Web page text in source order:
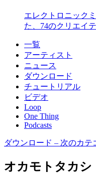
エレクトロニック
た、74のクリエイ
一覧
アーティスト
ニュース
ダウンロード
チュートリアル
ビデオ
Loop
One Thing
Podcasts
ダウンロード – 次のカテ
オカモトタカシ